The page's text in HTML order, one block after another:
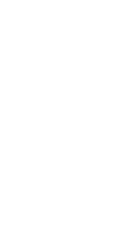
La Fiscalía ha
Elvira de Granada,